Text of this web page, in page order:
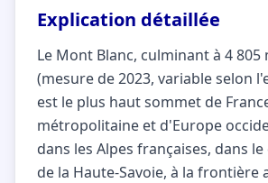
Explication détaillée
Le Mont Blanc, culminant à 4 805
(mesure de 2023, variable selon
est le plus haut sommet de
métropolitaine et d'Europe
dans les Alpes françaises, dans
de la Haute-Savoie, à la frontière